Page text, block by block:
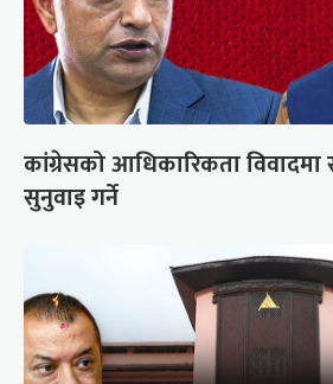
कांग्रेसको आधिकारिकता
सुनुवाइ गर्ने